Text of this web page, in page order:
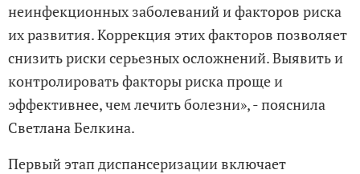
неинфекционных заболеваний и факторов риска
их развития. Коррекция этих факторов позволяет
снизить риски серьезных осложнений. Выявить и
контролировать факторы риска проще и
эффективнее, чем лечить болезни», - пояснила
Светлана Белкина.
Первый этап диспансеризации включает